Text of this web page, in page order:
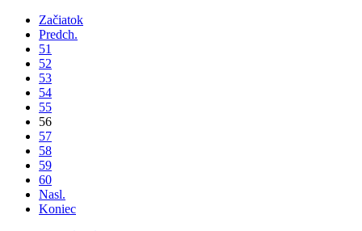
Začiatok
Predch.
51
52
53
54
55
56
57
58
59
60
Nasl.
Koniec